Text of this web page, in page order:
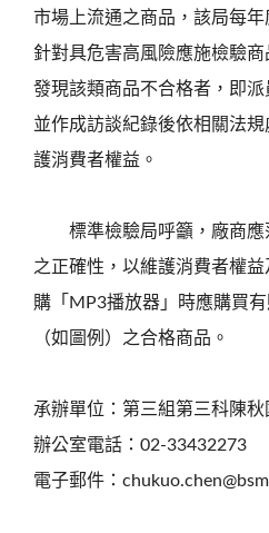
市場上流通之商品，該局每年
針對具危害高風險應施檢驗
發現該類商品不合格者，即派
並作成訪談紀錄後依相關法
護消費者權益。
標準檢驗局呼籲，廠商應
之正確性，以維護消費者權
購「MP3播放器」時應購買有
（如圖例）之合格商品。
承辦單位：第三組第三科陳秋
辦公室電話：02-33432273
電子郵件：